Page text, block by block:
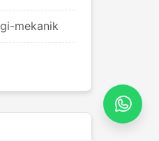
mekanik